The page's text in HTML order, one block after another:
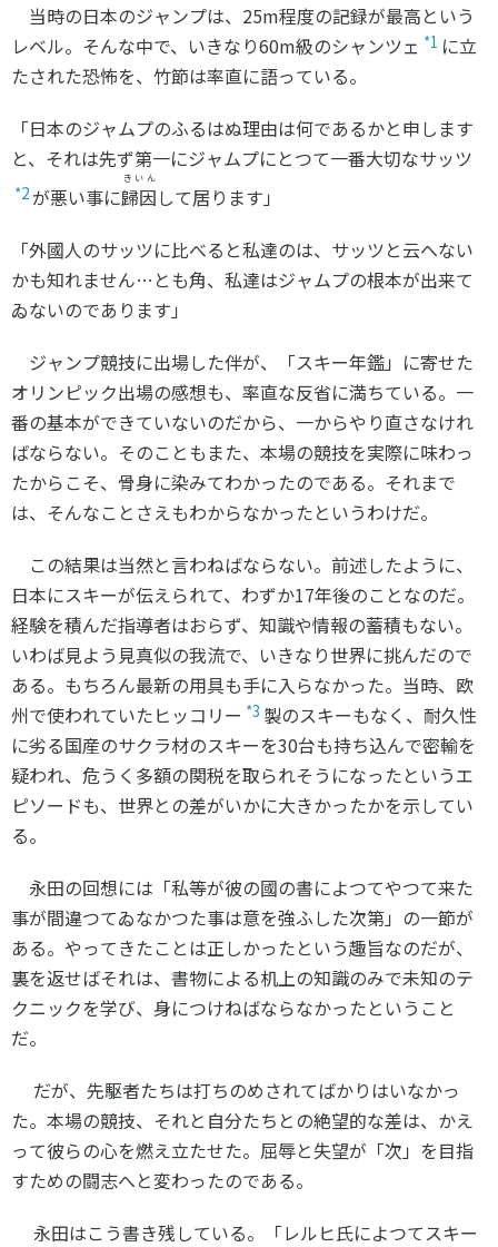
当時の日本のジャンプは、 25m程度の記録が最高という
レベル。そんな中で、いきなり60m級のシャンツェ *1 に立
たされた恐怖を、竹節は率直に語っている。
「日本のジャムプのふるはぬ理由は何であるかと申します
と、それは先ず第一にジャムプにとつて一番大切なサッツ
*2が悪い事に歸因
きいん
して居ります」
「外國人のサッツに比べると私達のは、サッツと云へない
かも知れません…とも角、私達はジャムプの根本が出来て
ゐないのであります」
ジャンプ競技に出場した伴が、「スキー年鑑」に寄せた
オリンピック出場の感想も、率直な反省に満ちている。一
番の基本ができていないのだから、一からやり直さなけれ
ばならない。そのこともまた、本場の競技を実際に味わっ
たからこそ、骨身に染みてわかったのである。それまで
は、そんなことさえもわからなかったというわけだ。
この結果は当然と言わねばならない。前述したように、
日本にスキーが伝えられて、わずか17年後のことなのだ。
経験を積んだ指導者はおらず、知識や情報の蓄積もない。
いわば見よう見真似の我流で、いきなり世界に挑んだので
ある。もちろん最新の用具も手に入らなかった。当時、欧
州で使われていたヒッコリー *3 製のスキーもなく、耐久性
に劣る国産のサクラ材のスキーを30台も持ち込んで密輸を
疑われ、危うく多額の関税を取られそうになったというエ
ピソードも、世界との差がいかに大きかったかを示してい
る。
永田の回想には「私等が彼の國の書によつてやつて来た
事が間違つてゐなかつた事は意を強ふした次第」の一節が
ある。やってきたことは正しかったという趣旨なのだが、
裏を返せばそれは、書物による机上の知識のみで未知のテ
クニックを学び、身につけねばならなかったということ
だ。
だが、先駆者たちは打ちのめされてばかりはいなかっ
た。本場の競技、それと自分たちとの絶望的な差は、かえ
って彼らの心を燃え立たせた。屈辱と失望が「次」を目指
すための闘志へと変わったのである。
永田はこう書き残している。「レルヒ氏によつてスキー